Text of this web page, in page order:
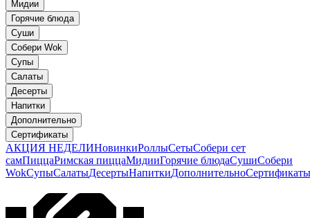
Мидии
Горячие блюда
Суши
Собери Wok
Супы
Салаты
Десерты
Напитки
Дополнительно
Сертификаты
АКЦИЯ НЕДЕЛИНовинкиРоллыСетыСобери сет
самПиццаРимская пиццаМидииГорячие блюдаСушиСобери
WokСупыСалатыДесертыНапиткиДополнительноСертификаты